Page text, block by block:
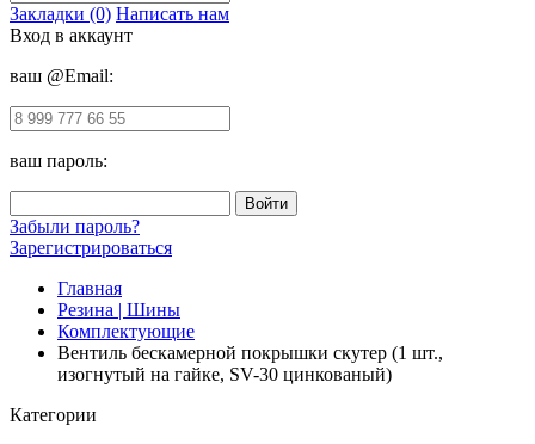
Закладки (0) Написать нам
Вход в аккаунт
ваш @Email:
ваш пароль:
Забыли пароль?
Зарегистрироваться
Главная
Резина | Шины
Комплектующие
Вентиль бескамерной покрышки скутер (1 шт.,
изогнутый на гайке, SV-30 цинкованый)
Категории